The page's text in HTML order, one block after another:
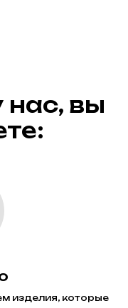
нас, вы
изделия, которые